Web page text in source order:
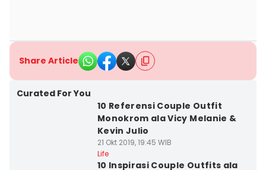
Share Article
Curated For You
10 Referensi Couple Outfit
Monokrom ala Vicy Melanie &
Kevin Julio
21 Okt 2019, 19:45 WIB
Life
10 Inspirasi Couple Outfits ala